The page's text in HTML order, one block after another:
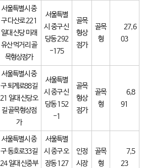
서울특별시 중
구 다산로 221
일대 신당 미래
유산 먹거리 골
목형상점가
서울특별
시 중구 신
당동 292
-175
골목
형상
점가
골목
형
27,6
03
서울특별시 중
구 퇴계로88길
21 일대 신당오
길 골목형상점
가
서울특별
시 중구 신
당동 152
-1
골목
형상
점가
골목
형
6,8
91
서울특별시 중
구 동호로33길
24 일대 신중부
서울특별
시 중구 오
장동 127
인정
시장
골목
형
7,5
23